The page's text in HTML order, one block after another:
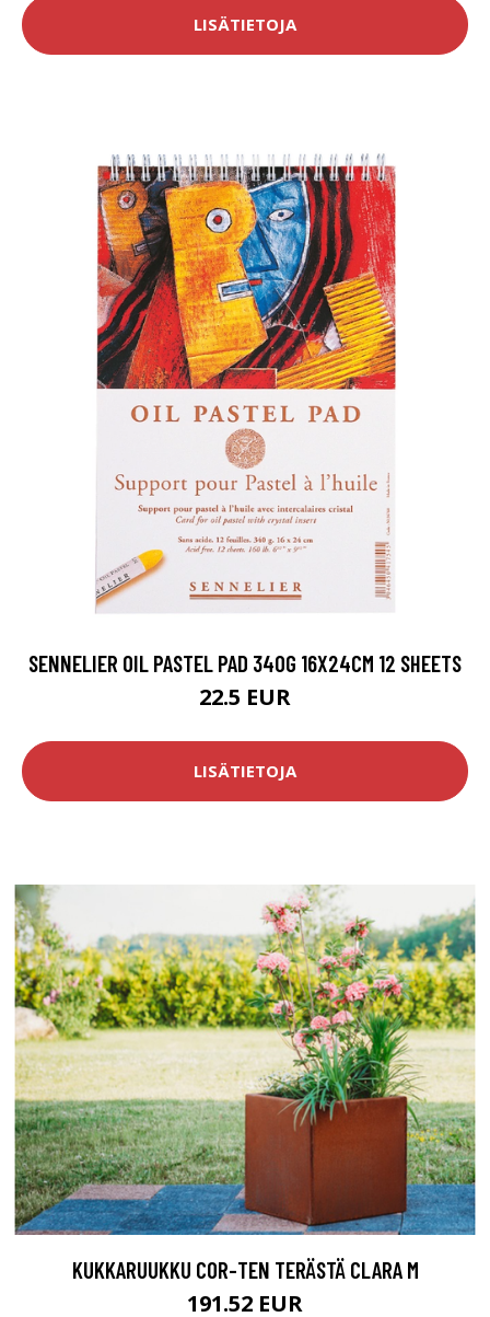
LISÄTIETOJA
SENNELIER OIL PASTEL PAD 340G 16X24CM 12 SHEETS
22.5 EUR
LISÄTIETOJA
KUKKARUUKKU COR-TEN TERÄSTÄ CLARA M
191.52 EUR